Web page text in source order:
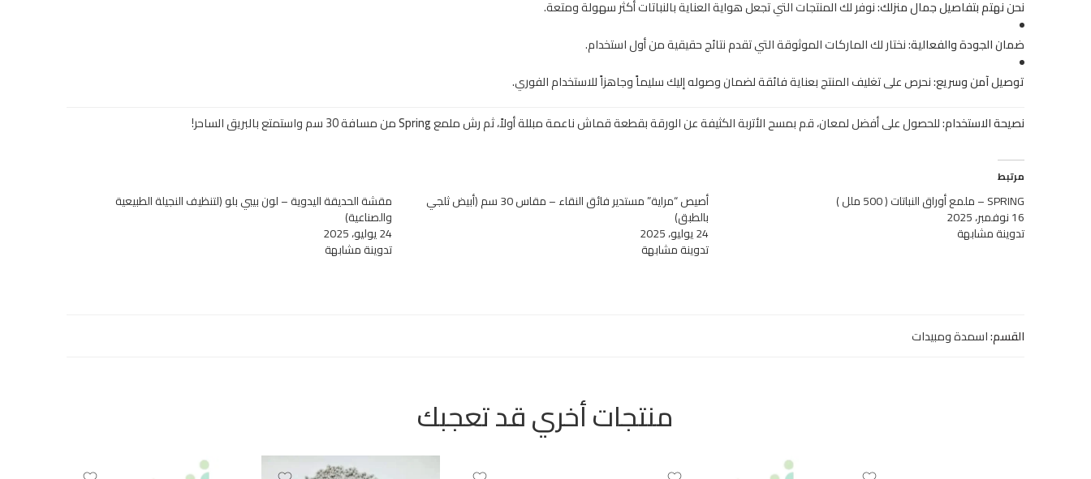
نحن نهتم بتفاصيل جمال منزلك:نوفر لك المنتجات التي تجعل هواية العناية بالنباتات أكثر سهولة ومتعة.
ضمان الجودة والفعالية:نختار لك الماركات الموثوقة التي تقدم نتائج حقيقية من أول استخدام.
توصيل آمن وسريع:نحرص على تغليف المنتج بعناية فائقة لضمان وصوله إليك سليماً وجاهزاً للاستخدام الفوري.
نصيحة الاستخدام:للحصول على أفضل لمعان، قم بمسح الأتربة الكثيفة عن الورقة بقطعة قماش ناعمة مبللة أولاً، ثم رش ملمعSpringمن مسافة 30 سم واستمتع بالبريق الساحر!
مرتبط
SPRING – ملمع أوراق النباتات ( 500 ملل )
16 نوفمبر، 2025
تدوينة مشابهة
أصيص “مراية” مستدير فائق النقاء – مقاس 30 سم (أبيض ثلجي
بالطبق)
24 يوليو، 2025
تدوينة مشابهة
مقشة الحديقة اليدوية – لون بيبي بلو (لتنظيف النجيلة الطبيعية
والصناعية)
24 يوليو، 2025
تدوينة مشابهة
القسم:اسمدة ومبيدات
منتجات أخري قد تعجبك